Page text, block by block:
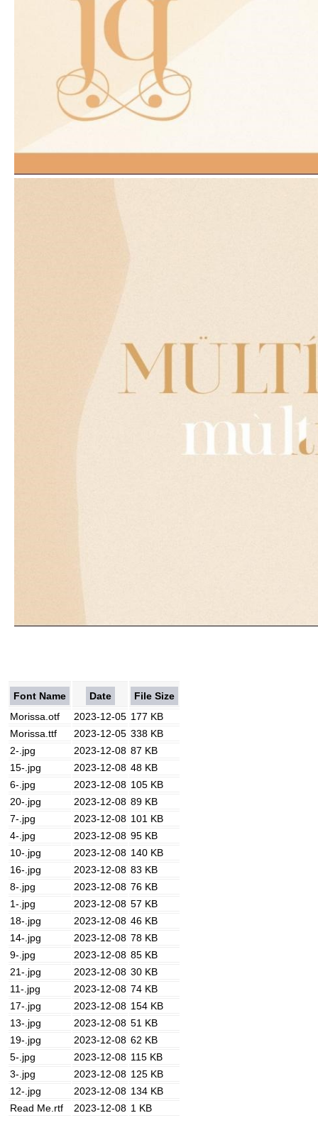
Font Name Date
File Size
Morissa.otf
2023-12-05 177 KB
Morissa.ttf
2023-12-05 338 KB
2-.jpg
2023-12-08 87 KB
15-.jpg
2023-12-08 48 KB
6-.jpg
2023-12-08 105 KB
20-.jpg
2023-12-08 89 KB
7-.jpg
2023-12-08 101 KB
4-.jpg
2023-12-08 95 KB
10-.jpg
2023-12-08 140 KB
16-.jpg
2023-12-08 83 KB
8-.jpg
2023-12-08 76 KB
1-.jpg
2023-12-08 57 KB
18-.jpg
2023-12-08 46 KB
14-.jpg
2023-12-08 78 KB
9-.jpg
2023-12-08 85 KB
21-.jpg
2023-12-08 30 KB
11-.jpg
2023-12-08 74 KB
17-.jpg
2023-12-08 154 KB
13-.jpg
2023-12-08 51 KB
19-.jpg
2023-12-08 62 KB
5-.jpg
2023-12-08 115 KB
3-.jpg
2023-12-08 125 KB
12-.jpg
2023-12-08 134 KB
Read Me.rtf
2023-12-08 1 KB